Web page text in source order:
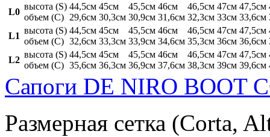
L0
высота (S)
объем (C)
44,5см
29,6см
45см
30,3см
45,5см
30,9см
46см
31,6см
46,5см
32,3см
47см
33см
47,5см
33,6см
L1
высота (S)
объем (C)
44,5см
32,6см
45см
33,3см
45,5см
33,9см
46см
34,6см
46,5см
35,3см
47см
36см
47,5см
36,6см
L2
высота (S)
объем (C)
44,5см
35,6см
45см
36,3см
45,5см
36,9см
46см
37,6см
46,5см
38,3см
47см
39см
47,5см
39,6см
Сапоги DE NIRO BOOT
Размерная сетка (Corta,